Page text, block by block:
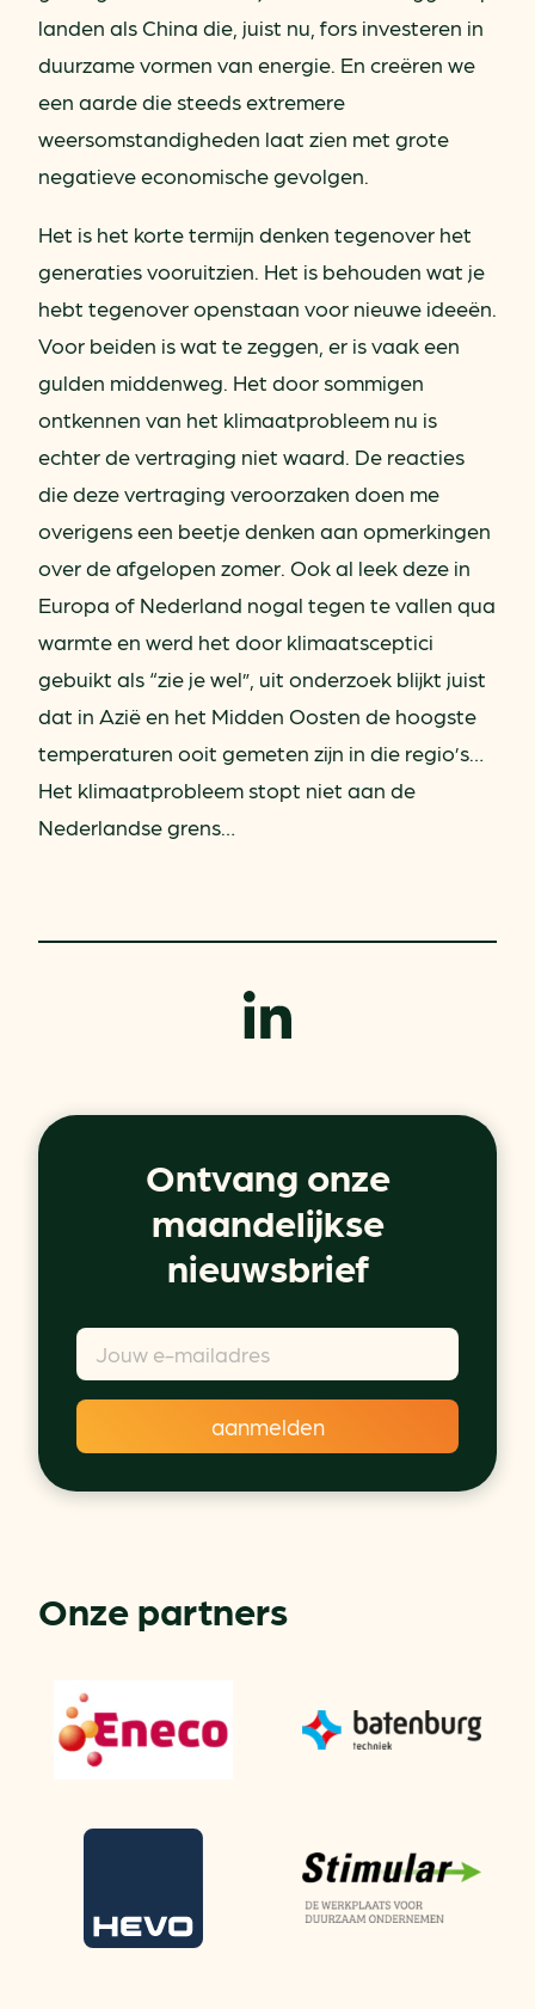
landen als China die, juist nu, fors investeren in
duurzame vormen van energie. En creëren we
een aarde die steeds extremere
weersomstandigheden laat zien met grote
negatieve economische gevolgen.
Het is het korte termijn denken tegenover het
generaties vooruitzien. Het is behouden wat je
hebt tegenover openstaan voor nieuwe ideeën.
Voor beiden is wat te zeggen, er is vaak een
gulden middenweg. Het door sommigen
ontkennen van het klimaatprobleem nu is
echter de vertraging niet waard. De reacties
die deze vertraging veroorzaken doen me
overigens een beetje denken aan opmerkingen
over de afgelopen zomer. Ook al leek deze in
Europa of Nederland nogal tegen te vallen qua
warmte en werd het door klimaatsceptici
gebuikt als “zie je wel”, uit onderzoek blijkt juist
dat in Azië en het Midden Oosten de hoogste
temperaturen ooit gemeten zijn in die regio’s…
Het klimaatprobleem stopt niet aan de
Nederlandse grens…
Ontvang onze
maandelijkse
nieuwsbrief
Onze partners